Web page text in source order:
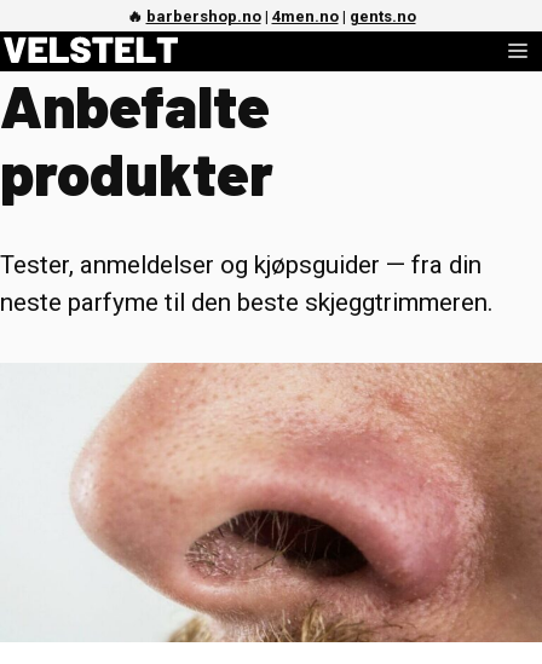
til
innhold
🔥 barbershop.no| 4men.no| gents.no
Anbefalte
produkter
Tester, anmeldelser og kjøpsguider — fra din
neste parfyme til den beste skjeggtrimmeren.